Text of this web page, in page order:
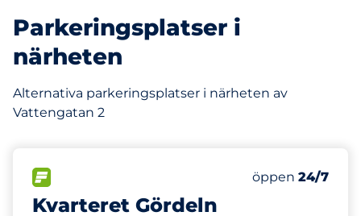
Parkeringsplatser i
närheten
Alternativa parkeringsplatser i närheten av
Vattengatan 2
Kvarteret Gördeln
Antal
Totalt antal
Måndag
öppen 24/7
33 m